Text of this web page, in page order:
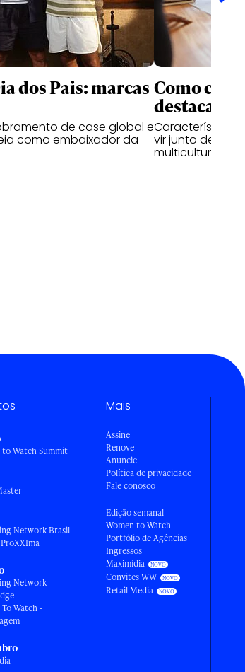
dos Pais: marcas
de case global e
como embaixador da
Como
destacam
Características
vir junto de
multiculturais
to Watch Summit
Network Brasil
Network
Watch -
Mais
Assine
Renove
Anuncie
Política de privacidade
Fale conosco
Edição semanal
Women to Watch
Portfólio de Agências
Ingressos
Maximídia
Convites WW
Retail Media